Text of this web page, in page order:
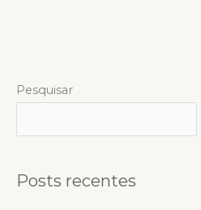
Pesquisar
Posts recentes